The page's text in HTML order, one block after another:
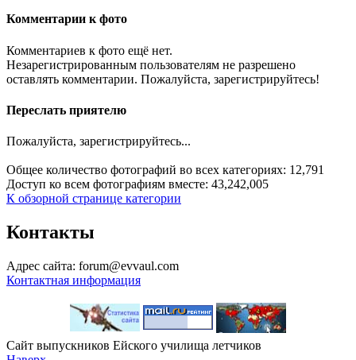
Комментарии к фото
Комментариев к фото ещё нет.
Незарегистрированным пользователям не разрешено
оставлять комментарии. Пожалуйста, зарегистрируйтесь!
Переслать приятелю
Пожалуйста, зарегистрируйтесь...
Общее количество фотографий во всех категориях: 12,791
Доступ ко всем фотографиям вместе: 43,242,005
К обзорной странице категории
Контакты
Адрес сайта: forum@evvaul.com
Контактная информация
Сайт выпускников Ейского училища летчиков